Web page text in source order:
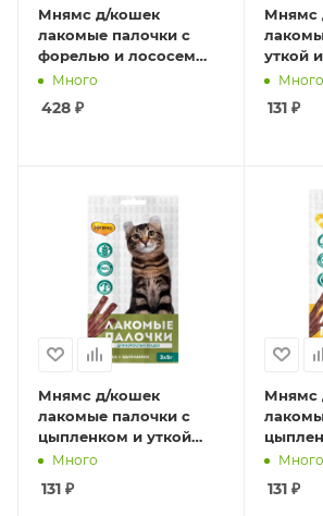
Мнямс д/кошек
лакомые палочки с
форелью и лососем
10шт*5 гр
Много
428 ₽
Мнямс
уткой
3шт*5 г
Много
131₽
Мнямс д/кошек
лакомые палочки с
цыпленком и уткой
3шт*5 гр
Много
131 ₽
Мнямс
3шт*5 гр
Много
131₽